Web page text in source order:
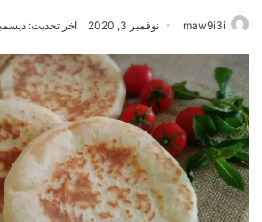
maw9i3i نوفمبر 3, 2020 آخر تحديث: ديسمبر 12,